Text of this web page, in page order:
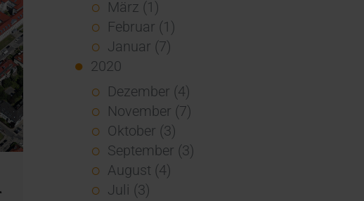
März (1)
Februar (1)
Januar (7)
2020
Dezember (4)
November (7)
Oktober (3)
September (3)
August (4)
Juli (3)